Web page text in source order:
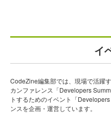
イ
CodeZine編集部では、現場で活躍
カンファレンス「Developers
トするためのイベント「
ンスを企画・運営しています。